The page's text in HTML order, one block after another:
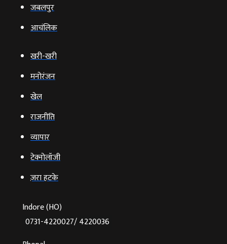
जबलपुर
आचंलिक
खरी-खरी
मनोरंजन
खेल
राजनीति
व्‍यापार
टेक्‍नोलॉजी
ज़रा हटके
Indore (HO)
0731-4220027/ 4220036